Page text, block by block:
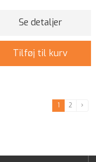
Se detaljer
Tilføj til kurv
1 2